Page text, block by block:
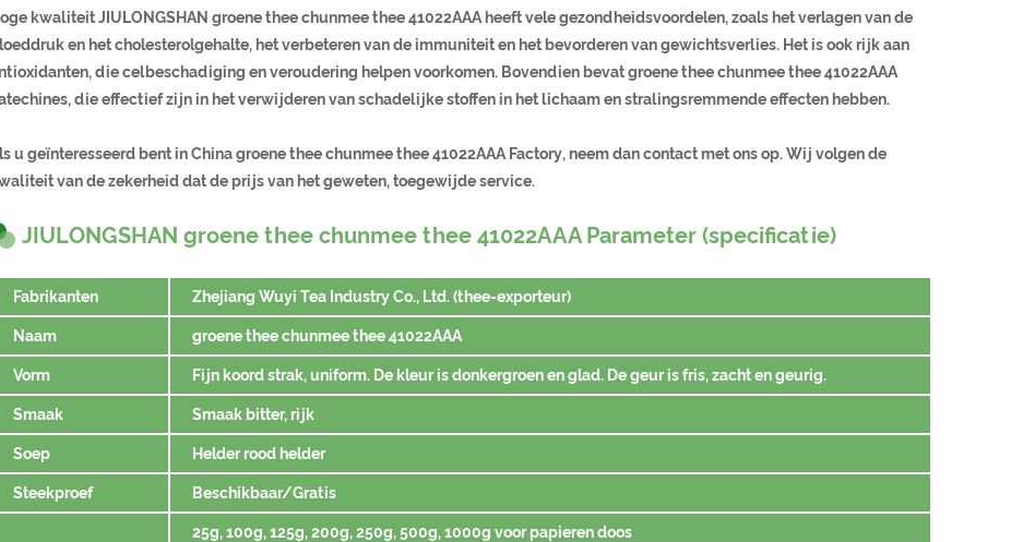
kwaliteit JIULONGSHAN groene thee chunmee thee 41022AAA heeft vele gezondheidsvoordelen, zoals het verlagen van de
en het cholesterolgehalte, het verbeteren van de immuniteit en het bevorderen van gewichtsverlies. Het is ook rijk aan
die celbeschadiging en veroudering helpen voorkomen. Bovendien bevat groene thee chunmee thee 41022AAA
die effectief zijn in het verwijderen van schadelijke stoffen in het lichaam en stralingsremmende effecten hebben.
u geïnteresseerd bent in China groene thee chunmee thee 41022AAA Factory, neem dan contact met ons op. Wij volgen de
van de zekerheid dat de prijs van het geweten, toegewijde service.
JIULONGSHAN groene thee chunmee thee 41022AAA Parameter (specificatie)
Fabrikanten Zhejiang Wuyi Tea Industry Co., Ltd. (thee-exporteur)
Naam groene thee chunmee thee 41022AAA
Vorm Fijn koord strak, uniform. De kleur is donkergroen en glad. De geur is fris, zacht en geurig.
Smaak Smaak bitter, rijk
Soep Helder rood helder
Steekproef Beschikbaar/Gratis
25g, 100g, 125g, 200g, 250g, 500g, 1000g voor papieren doos